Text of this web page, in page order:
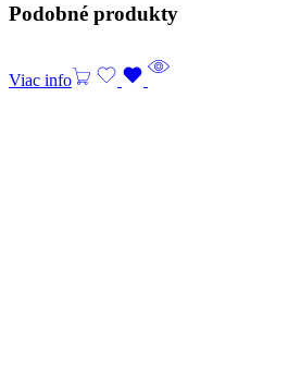
Podobné produkty
Viac info